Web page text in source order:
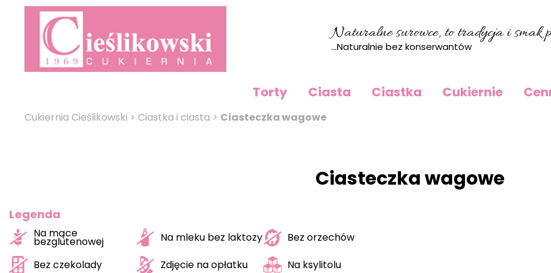
Naturalne surowce, to tradycja i smak
...Naturalnie bez konserwantów
Torty Ciasta Ciastka Cukiernie
Cukiernia Cieślikowski > Ciastka i ciasta > Ciasteczka wagowe
Ciasteczka wagowe
Legenda
Na mące
bezglutenowej Na mleku bez laktozy
Bez orzechów
Bez czekolady
Zdjęcie na opłatku Na ksylitolu